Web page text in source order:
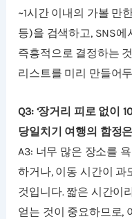
~1시간 이내의 가볼 만
등)을 검색하고, SNS
즉흥적으로 결정하는
리스트를 미리 만들어
Q3: ‘장거리 피로 없이
당일치기 여행의 함정
A3: 너무 많은 장소를
하거나, 이동 시간이 과
것입니다. 짧은 시간이
얻는 것이 중요하므로,